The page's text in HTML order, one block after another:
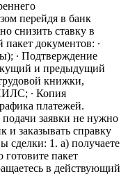
перейдя в банк
снизить ставку в
документов: ∙
∙ Подтверждение
и предыдущий
книжки,
∙ Копия
платежей.
заявки не нужно
и заказывать справку
сделки: 1. а) получаете
готовите пакет
в действующий